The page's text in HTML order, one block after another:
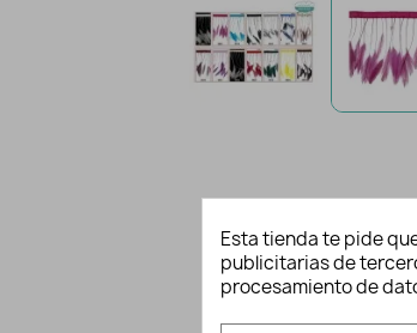
Esta tienda te pide
publicitarias de
procesamiento de